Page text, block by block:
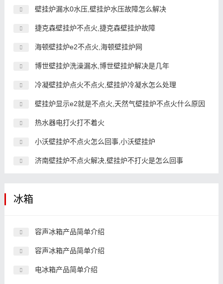
壁挂炉漏水0水压,壁挂炉水压故障怎么解决
捷克森壁挂炉不点火,捷克森壁挂炉故障
海顿壁挂炉e2不点火,海顿壁挂炉网
博世壁挂炉洗澡漏水,博世壁挂炉解决是几年
冷凝壁挂炉点火不点火,壁挂炉冷凝水怎么处理
壁挂炉显示e2就是不点火,天然气壁挂炉不点火什么原因
热水器电打火打不着火
小沃壁挂炉不点火怎么回事,小沃壁挂炉
济南壁挂炉不点火解决,壁挂炉不打火是怎么回事
冰箱
容声冰箱产品简单介绍
容声冰箱产品简单介绍
电冰箱产品简单介绍